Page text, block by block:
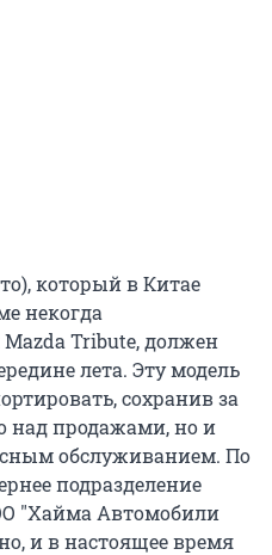
который в Китае
некогда
Tribute, должен
лета. Эту модель
сохранив за
над продажами, но и
обслуживанием. По
подразделение
"Хайма Автомобили
и в настоящее время